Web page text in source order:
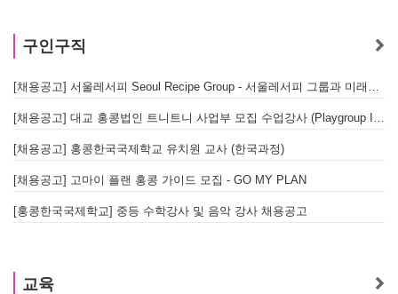
구인구직
[채용공고] 홍콩한국국제학교 유치원 교사 (한국과정)
[채용공고] 고마이 플랜 홍콩 가이드 모집 - GO MY PLAN
[홍콩한국국제학교] 중등 수학강사 및 음악 강사 채용공고
교육